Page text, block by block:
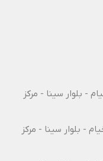
- بلوار سینا - مرکز
- بلوار سینا - مرکز